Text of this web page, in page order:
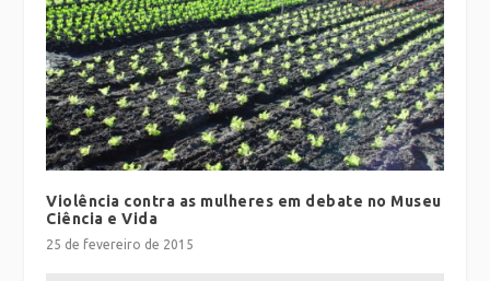
Violência contra as mulheres em debate no Museu
Ciência e Vida
25 de fevereiro de 2015